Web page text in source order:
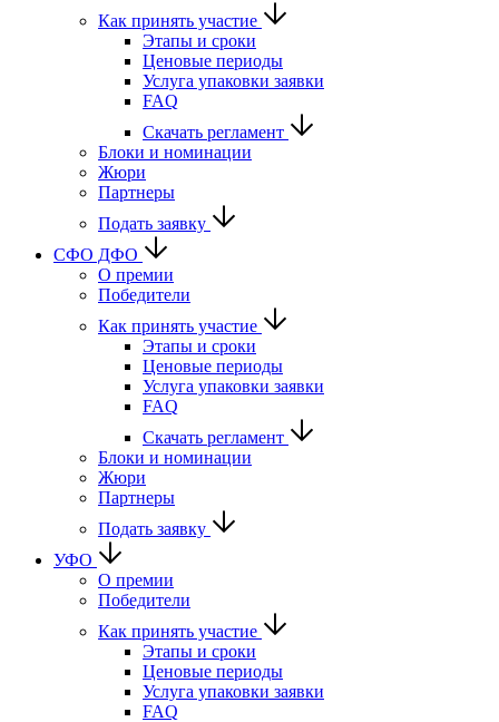
Как принять участие
Этапы и сроки
Ценовые периоды
Услуга упаковки заявки
FAQ
Скачать регламент
Блоки и номинации
Жюри
Партнеры
Подать заявку
CФО ДФО
О премии
Победители
Как принять участие
Этапы и сроки
Ценовые периоды
Услуга упаковки заявки
FAQ
Скачать регламент
Блоки и номинации
Жюри
Партнеры
Подать заявку
УФО
О премии
Победители
Как принять участие
Этапы и сроки
Ценовые периоды
Услуга упаковки заявки
FAQ